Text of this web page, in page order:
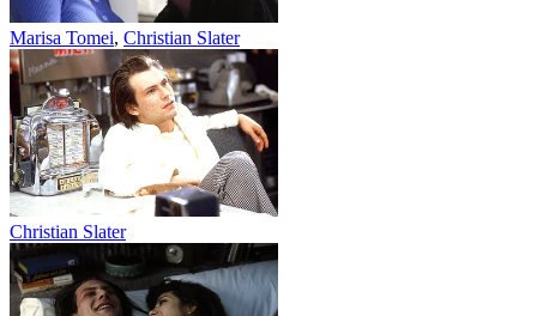
Marisa Tomei, Christian Slater
Christian Slater